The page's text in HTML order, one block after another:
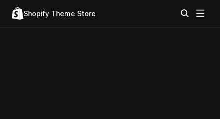
Shopify Theme Store